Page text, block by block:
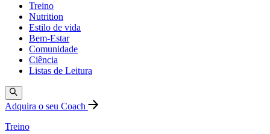
Treino
Nutrition
Estilo de vida
Bem-Estar
Comunidade
Ciência
Listas de Leitura
Adquira o seu Coach
Treino